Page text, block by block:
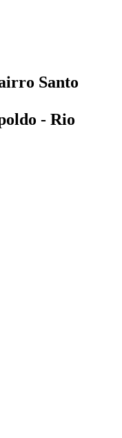
Santo
- Rio